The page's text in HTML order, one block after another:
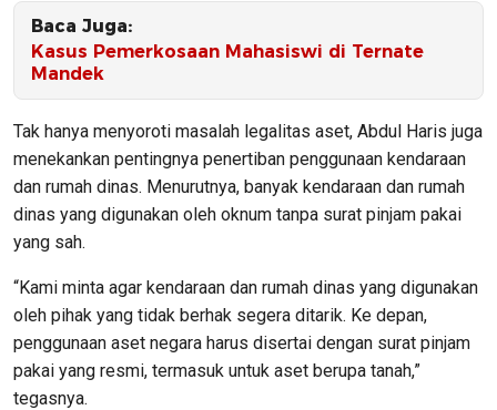
Baca Juga:
Kasus Pemerkosaan Mahasiswi di Ternate
Mandek
Tak hanya menyoroti masalah legalitas aset, Abdul Haris juga
menekankan pentingnya penertiban penggunaan kendaraan
dan rumah dinas. Menurutnya, banyak kendaraan dan rumah
dinas yang digunakan oleh oknum tanpa surat pinjam pakai
yang sah.
“Kami minta agar kendaraan dan rumah dinas yang digunakan
oleh pihak yang tidak berhak segera ditarik. Ke depan,
penggunaan aset negara harus disertai dengan surat pinjam
pakai yang resmi, termasuk untuk aset berupa tanah,”
tegasnya.